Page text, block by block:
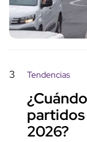
3 Tendencias
partidos
2026?